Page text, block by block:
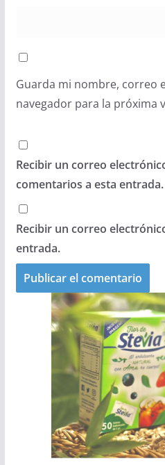
Guarda mi nombre, correo
navegador para la próxima
Recibir un correo
comentarios a esta entrada.
Recibir un correo
entrada.